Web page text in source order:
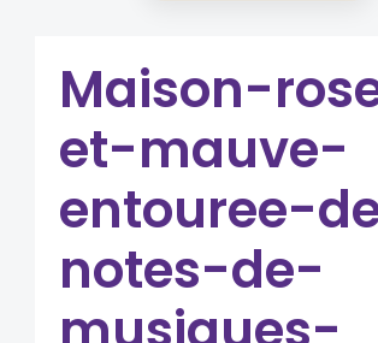
Maison-
et-mauve-
entouree-
notes-de-